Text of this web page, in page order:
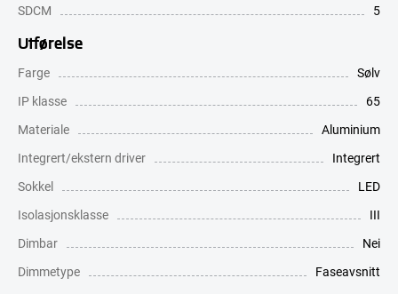
SDCM
5
Utførelse
Farge
Sølv
IP klasse
65
Materiale
Aluminium
Integrert/ekstern driver
Integrert
Sokkel
LED
Isolasjonsklasse
III
Dimbar
Nei
Dimmetype
Faseavsnitt